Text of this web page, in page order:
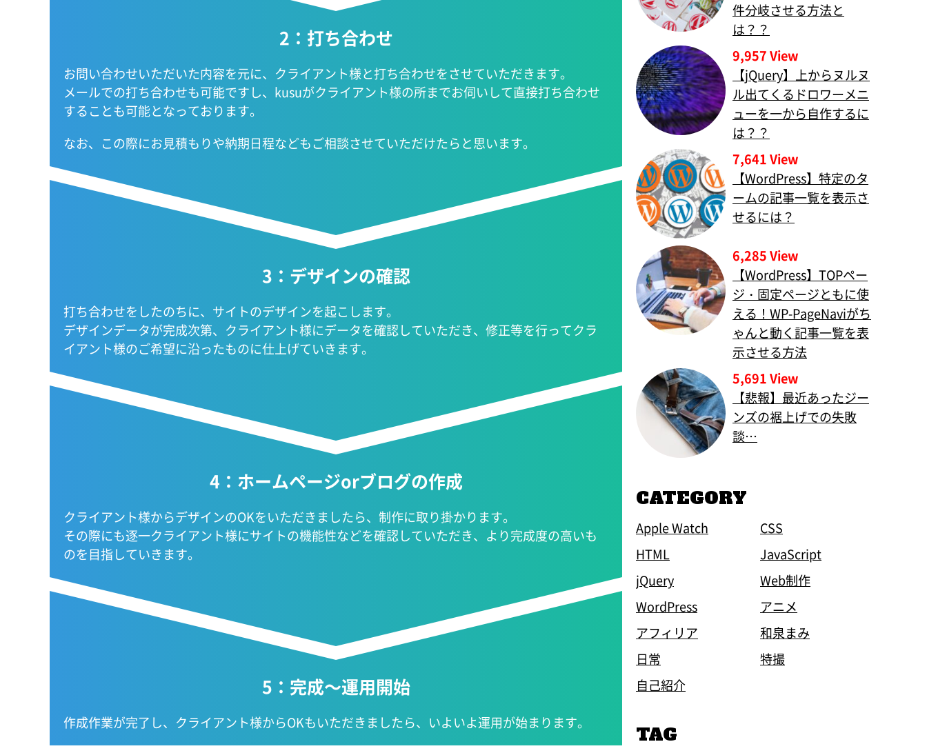
2：打ち合わせ
お問い合わせいただいた内容を元に、クライアント様と打ち合わせをさせていただきます。
メールでの打ち合わせも可能ですし、kusuがクライアント様の所までお伺いして直接打ち合わせ
することも可能となっております。
なお、この際にお見積もりや納期日程などもご相談させていただけたらと思います。
3：デザインの確認
打ち合わせをしたのちに、サイトのデザインを起こします。
デザインデータが完成次第、クライアント様にデータを確認していただき、修正等を行ってクラ
イアント様のご希望に沿ったものに仕上げていきます。
4：ホームページorブログの作成
クライアント様からデザインのOKをいただきましたら、制作に取り掛かります。
その際にも逐一クライアント様にサイトの機能性などを確認していただき、より完成度の高いも
のを目指していきます。
5：完成～運用開始
作成作業が完了し、クライアント様からOKもいただきましたら、いよいよ運用が始まります。
件分岐させる方法と
は？？
9,957 View
【jQuery】上からヌルヌ
ル出てくるドロワーメニ
ューを一から自作するに
は？？
7,641 View
【WordPress】特定のタ
ームの記事一覧を表示さ
せるには？
6,285 View
【WordPress】TOPペー
ジ・固定ページともに使
える！WP-PageNaviがち
ゃんと動く記事一覧を表
示させる方法
5,691 View
【悲報】最近あったジー
ンズの裾上げでの失敗
談…
CATEGORY
Apple Watch
CSS
HTML
JavaScript
jQuery
Web制作
WordPress
アニメ
アフィリア
和泉まみ
日常
特撮
自己紹介
TAG